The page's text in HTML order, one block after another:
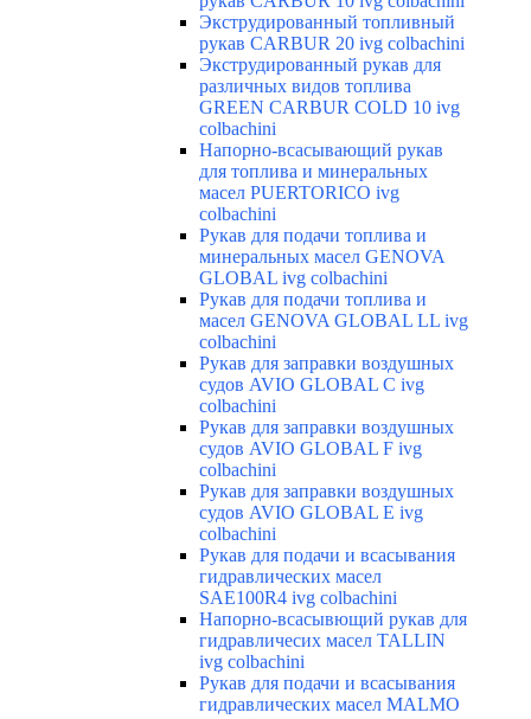
Экструдированный топливный
рукав CARBUR 20 ivg colbachini
Экструдированный рукав для
различных видов топлива
GREEN CARBUR COLD 10 ivg
colbachini
Напорно-всасывающий рукав
для топлива и минеральных
масел PUERTORICO ivg
colbachini
Рукав для подачи топлива и
минеральных масел GENOVA
GLOBAL ivg colbachini
Рукав для подачи топлива и
масел GENOVA GLOBAL LL ivg
colbachini
Рукав для заправки воздушных
судов AVIO GLOBAL C ivg
colbachini
Рукав для заправки воздушных
судов AVIO GLOBAL F ivg
colbachini
Рукав для заправки воздушных
судов AVIO GLOBAL E ivg
colbachini
Рукав для подачи и всасывания
гидравлических масел
SAE100R4 ivg colbachini
Напорно-всасывющий рукав для
гидравличесих масел TALLIN
ivg colbachini
Рукав для подачи и всасывания
гидравлических масел MALMO